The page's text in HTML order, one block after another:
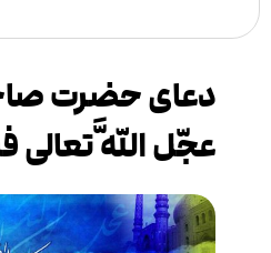
دعای حضرت
عجّل اللَّه تعالی